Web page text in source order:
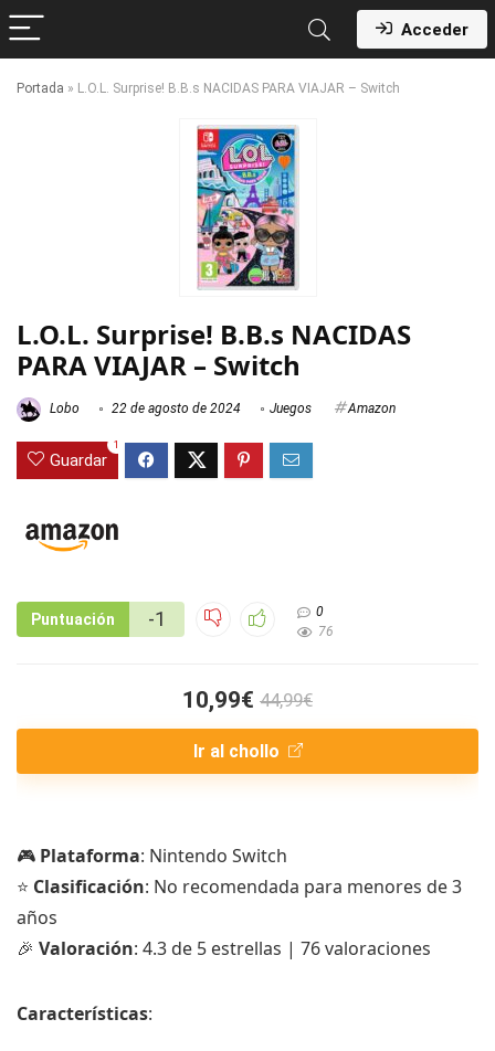
Acceder
Portada » L.O.L. Surprise! B.B.s NACIDAS PARA VIAJAR – Switch
L.O.L. Surprise! B.B.s NACIDAS
PARA VIAJAR – Switch
Lobo 22 de agosto de 2024 Juegos Amazon
Guardar
1
Puntuación -1
0
76
10,99€ 44,99€
Ir al chollo
🎮 Plataforma: Nintendo Switch
⭐ Clasificación: No recomendada para menores de 3
años
🎉 Valoración: 4.3 de 5 estrellas | 76 valoraciones
Características: